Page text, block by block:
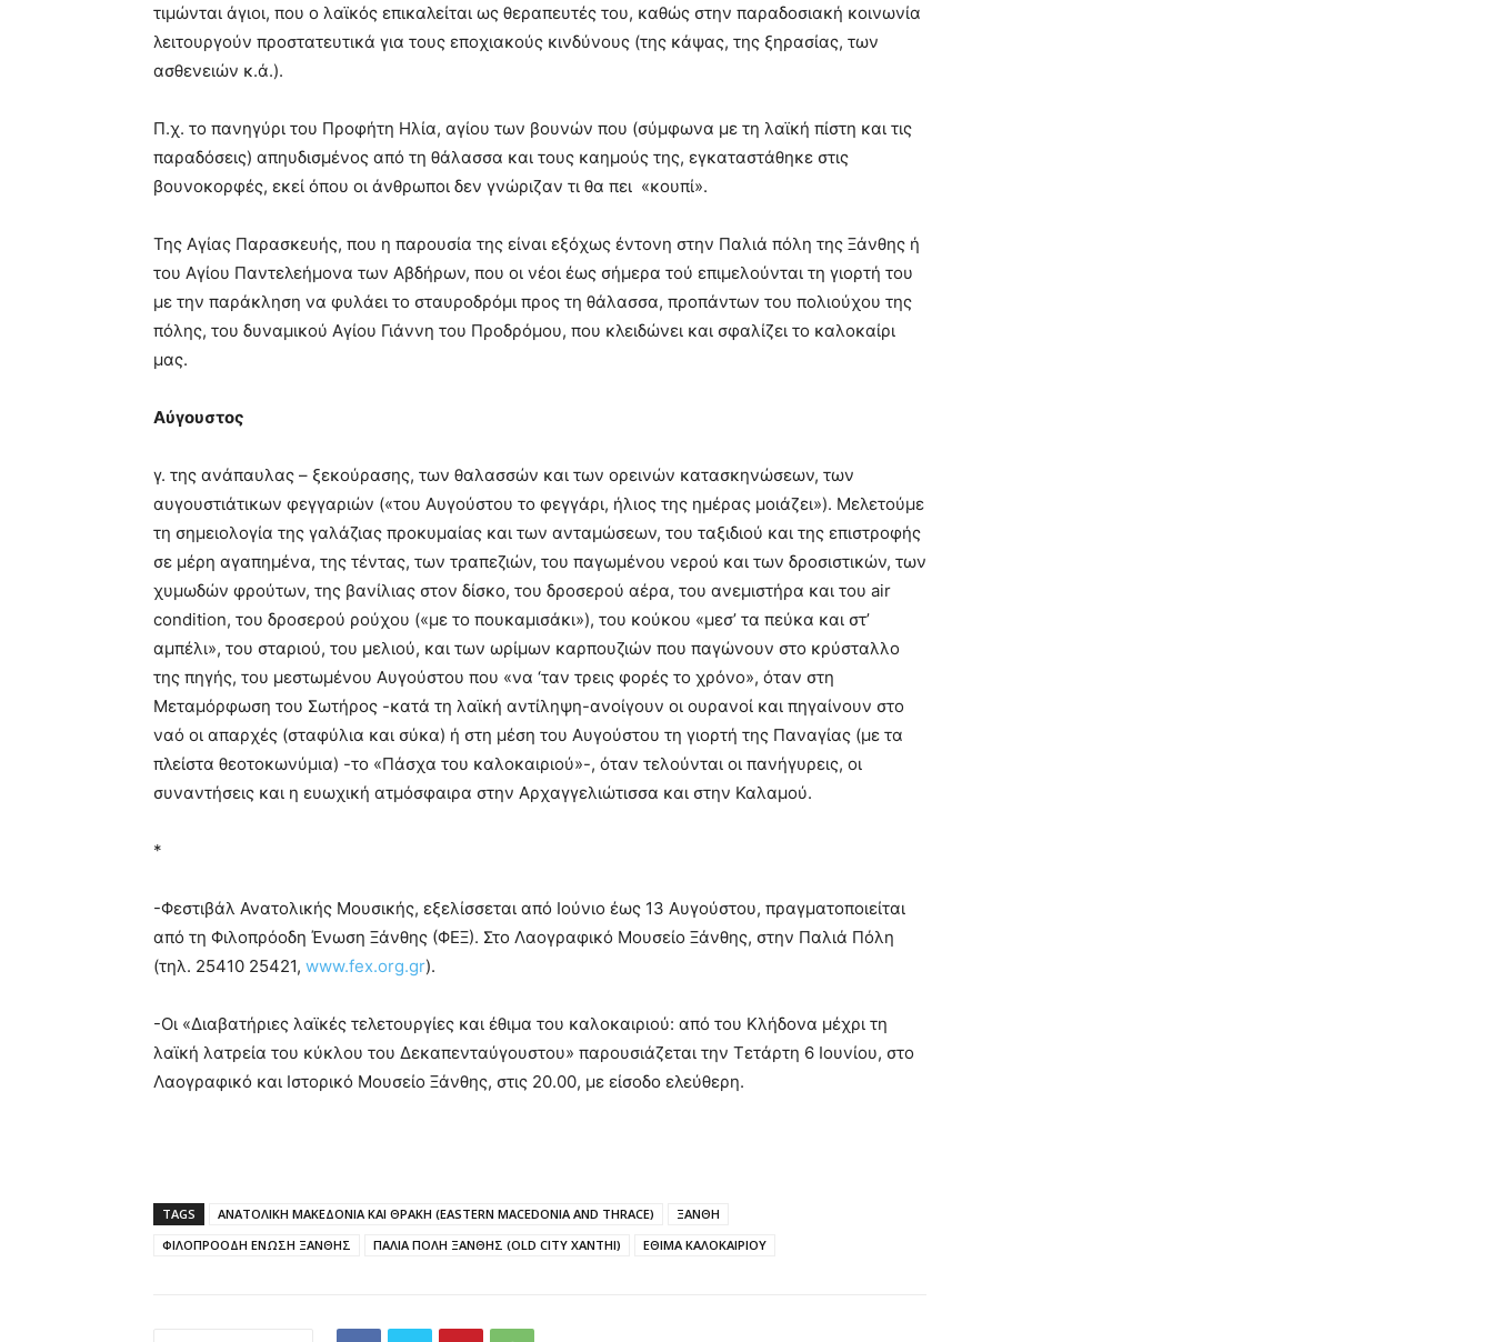
τιμώνται άγιοι, που ο λαϊκός επικαλείται ως θεραπευτές του, καθώς στην παραδοσιακή κοινωνία
λειτουργούν προστατευτικά για τους εποχιακούς κινδύνους (της κάψας, της ξηρασίας, των
ασθενειών κ.ά.).
Π.χ. το πανηγύρι του Προφήτη Ηλία, αγίου των βουνών που (σύμφωνα με τη λαϊκή πίστη και τις
παραδόσεις) απηυδισμένος από τη θάλασσα και τους καημούς της, εγκαταστάθηκε στις
βουνοκορφές, εκεί όπου οι άνθρωποι δεν γνώριζαν τι θα πει «κουπί».
Της Αγίας Παρασκευής, που η παρουσία της είναι εξόχως έντονη στην Παλιά πόλη της Ξάνθης ή
του Αγίου Παντελεήμονα των Αβδήρων, που οι νέοι έως σήμερα τού επιμελούνται τη γιορτή του
με την παράκληση να φυλάει το σταυροδρόμι προς τη θάλασσα, προπάντων του πολιούχου της
πόλης, του δυναμικού Αγίου Γιάννη του Προδρόμου, που κλειδώνει και σφαλίζει το καλοκαίρι
μας.
Αύγουστος
γ. της ανάπαυλας – ξεκούρασης, των θαλασσών και των ορεινών κατασκηνώσεων, των
αυγουστιάτικων φεγγαριών («του Αυγούστου το φεγγάρι, ήλιος της ημέρας μοιάζει»). Μελετούμε
τη σημειολογία της γαλάζιας προκυμαίας και των ανταμώσεων, του ταξιδιού και της επιστροφής
σε μέρη αγαπημένα, της τέντας, των τραπεζιών, του παγωμένου νερού και των δροσιστικών, των
χυμωδών φρούτων, της βανίλιας στον δίσκο, του δροσερού αέρα, του ανεμιστήρα και του air
cοndition, του δροσερού ρούχου («με το πουκαμισάκι»), του κούκου «μεσ’ τα πεύκα και στ’
αμπέλι», του σταριού, του μελιού, και των ωρίμων καρπουζιών που παγώνουν στο κρύσταλλο
της πηγής, του μεστωμένου Αυγούστου που «να ‘ταν τρεις φορές το χρόνο», όταν στη
Μεταμόρφωση του Σωτήρος -κατά τη λαϊκή αντίληψη-ανοίγουν οι ουρανοί και πηγαίνουν στο
ναό οι απαρχές (σταφύλια και σύκα) ή στη μέση του Αυγούστου τη γιορτή της Παναγίας (με τα
πλείστα θεοτοκωνύμια) -το «Πάσχα του καλοκαιριού»-, όταν τελούνται οι πανήγυρεις, οι
συναντήσεις και η ευωχική ατμόσφαιρα στην Αρχαγγελιώτισσα και στην Καλαμού.
*
-Φεστιβάλ Ανατολικής Μουσικής, εξελίσσεται από Ιούνιο έως 13 Αυγούστου, πραγματοποιείται
από τη Φιλοπρόοδη Ένωση Ξάνθης (ΦΕΞ). Στο Λαογραφικό Μουσείο Ξάνθης, στην Παλιά Πόλη
(τηλ. 25410 25421, www.fex.org.gr).
-Οι «Διαβατήριες λαϊκές τελετουργίες και έθιμα του καλοκαιριού: από του Κλήδονα μέχρι τη
λαϊκή λατρεία του κύκλου του Δεκαπενταύγουστου» παρουσιάζεται την Τετάρτη 6 Ιουνίου, στο
Λαογραφικό και Ιστορικό Μουσείο Ξάνθης, στις 20.00, με είσοδο ελεύθερη.
TAGS ΑΝΑΤΟΛΙΚΗ ΜΑΚΕΔΟΝΙΑ ΚΑΙ ΘΡΑΚΗ (EASTERN MACEDONIA AND THRACE)
ΞΑΝΘΗ
ΦΙΛΟΠΡΟΟΔΗ ΕΝΩΣΗ ΞΑΝΘΗΣ
ΠΑΛΙΑ ΠΟΛΗ ΞΑΝΘΗΣ (OLD CITY XANTHI) ΕΘΙΜΑ ΚΑΛΟΚΑΙΡΙΟΥ